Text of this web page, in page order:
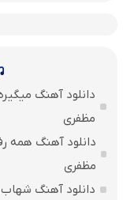
دانلود آهنگ
مظفری
دانلود آهنگ همه
مظفری
دانلود آهنگ شهاب